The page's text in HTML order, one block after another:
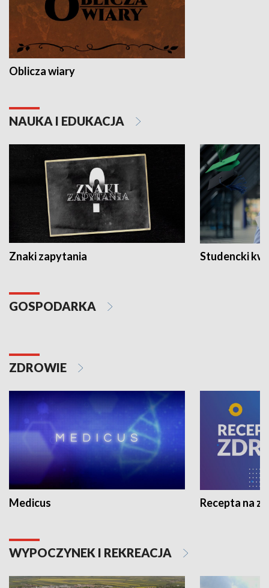
Oblicza wiary
NAUKA I EDUKACJA
Znaki zapytania Studencki
GOSPODARKA
ZDROWIE
Medicus Recepta na
WYPOCZYNEK I REKREACJA